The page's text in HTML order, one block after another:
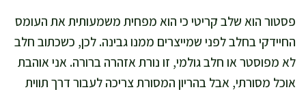
פסטור הוא שלב קריטי כי הוא מפחית משמעותית את העומס
החיידקי בחלב לפני שמייצרים ממנו גבינה. לכן, כשכתוב חלב
לא מפוסטר או חלב גולמי, זו נורת אזהרה ברורה. אני אוהבת
אוכל מסורתי, אבל בהריון המסורת צריכה לעבור דרך תווית